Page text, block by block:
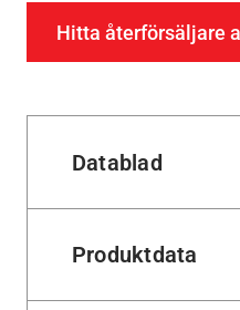
Hitta återförsäljare
Datablad
Produktdata